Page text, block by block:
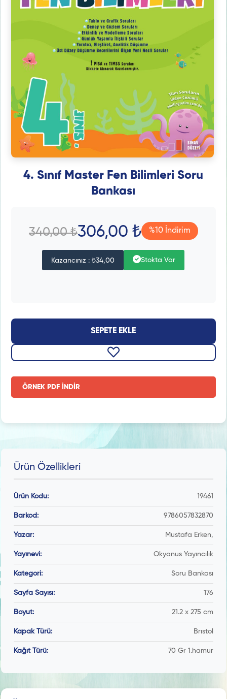
4. Sınıf Master Fen Bilimleri Soru
Bankası
340,00 ₺306,00 ₺ %10 İndirim
Kazancınız : ₺34,00 Stokta Var
SEPETE EKLE
ÖRNEK PDF İNDİR
Ürün Özellikleri
Ürün Kodu: 19461
Barkod: 9786057832870
Yazar: Mustafa Erken,
Yayınevi: Okyanus Yayıncılık
Kategori: Soru Bankası
Sayfa Sayısı: 176
Boyut: 21.2 x 275 cm
Kapak Türü: Brıstol
Kağıt Türü: 70 Gr 1.hamur